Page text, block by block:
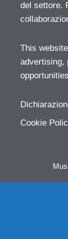
del settore.
This
advertising,
Cookie